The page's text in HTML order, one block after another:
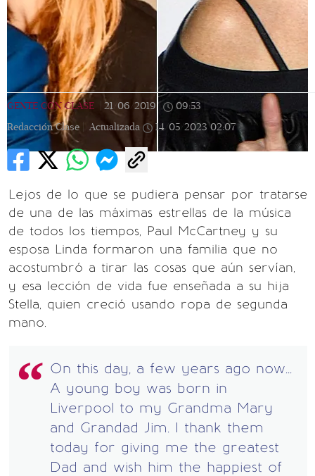
GENTE CON CLASE 21/06/2019 | 09:53
Redacción Clase |
Actualizada 14/05/2023 02:07
Lejos de lo que se pudiera pensar por tratarse
de una de las máximas estrellas de la música
de todos los tiempos, Paul McCartney y su
esposa Linda formaron una familia que no
acostumbró a tirar las cosas que aún servían,
y esa lección de vida fue enseñada a su hija
Stella, quien creció usando ropa de segunda
mano.
On this day, a few years ago now...
A young boy was born in
Liverpool to my Grandma Mary
and Grandad Jim. I thank them
today for giving me the greatest
Dad and wish him the happiest of